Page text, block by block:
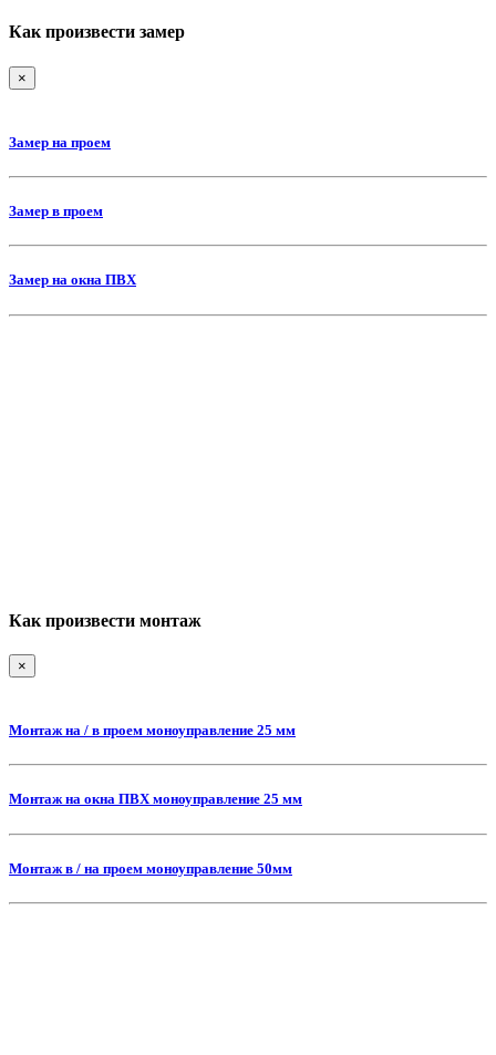
Как произвести замер
×
Замер на проем
Замер в проем
Замер на окна ПВХ
Как произвести монтаж
×
Монтаж на / в проем моноуправление 25 мм
Монтаж на окна ПВХ моноуправление 25 мм
Монтаж в / на проем моноуправление 50мм